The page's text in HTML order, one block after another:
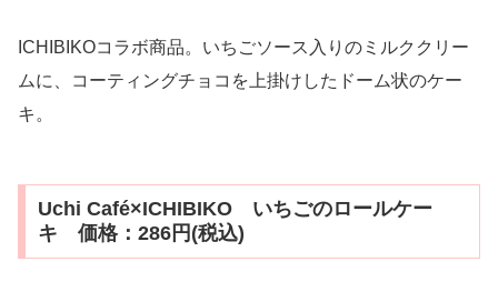
ICHIBIKOコラボ商品。いちごソース入りのミルククリー
ムに、コーティングチョコを上掛けしたドーム状のケー
キ。
Uchi Café×ICHIBIKO いちごのロールケー
キ 価格：286円(税込)